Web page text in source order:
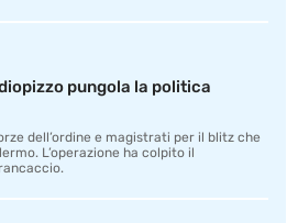
pungola la politica
dell’ordine e magistrati per il blitz che
L’operazione ha colpito il